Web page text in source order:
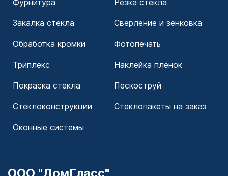
Фурнитура Резка стекла
Закалка стекла Сверление и зенковка
Обработка кромки Фотопечать
Триплекс Наклейка пленок
Покраска стекла Пескоструй
Cтеклоконструкции Стеклопакеты на заказ
Оконные системы